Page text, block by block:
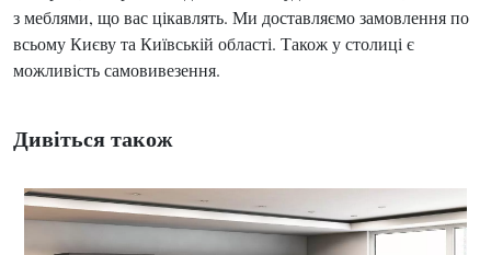
з меблями, що вас цікавлять. Ми доставляємо замовлення по
всьому Києву та Київській області. Також у столиці є
можливість самовивезення.
Дивіться також